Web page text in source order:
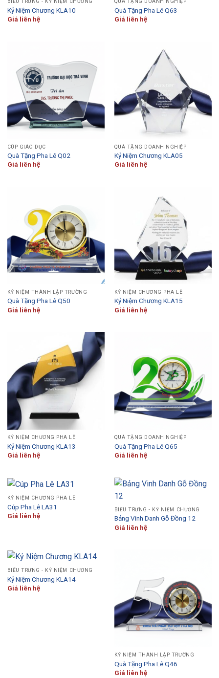
BIỂU TRƯNG - KỶ NIỆM CHƯƠNG
Kỷ Niệm Chương KLA10
Giá liên hệ
QUÀ TẶNG DOANH NGHIỆP
Quà Tặng Pha Lê Q63
Giá liên hệ
CÚP GIÁO DỤC
Quà Tặng Pha Lê Q02
Giá liên hệ
QUÀ TẶNG DOANH NGHIỆP
Kỷ Niệm Chương KLA05
Giá liên hệ
KỶ NIỆM THÀNH LẬP TRƯỜNG
Quà Tặng Pha Lê Q50
Giá liên hệ
KỶ NIỆM CHƯƠNG PHA LÊ
Kỷ Niệm Chương KLA15
Giá liên hệ
KỶ NIỆM CHƯƠNG PHA LÊ
Kỷ Niệm Chương KLA13
Giá liên hệ
QUÀ TẶNG DOANH NGHIỆP
Quà Tặng Pha Lê Q65
Giá liên hệ
KỶ NIỆM CHƯƠNG PHA LÊ
Cúp Pha Lê LA31
Giá liên hệ
BIỂU TRƯNG - KỶ NIỆM CHƯƠNG
Bảng Vinh Danh Gỗ Đồng 12
Giá liên hệ
BIỂU TRƯNG - KỶ NIỆM CHƯƠNG
Kỷ Niệm Chương KLA14
Giá liên hệ
KỶ NIỆM THÀNH LẬP TRƯỜNG
Quà Tặng Pha Lê Q46
Giá liên hệ